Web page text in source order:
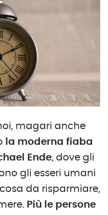
magari anche
la moderna fiaba
Ende, dove gli
gli esseri umani
da risparmiare,
Più le persone